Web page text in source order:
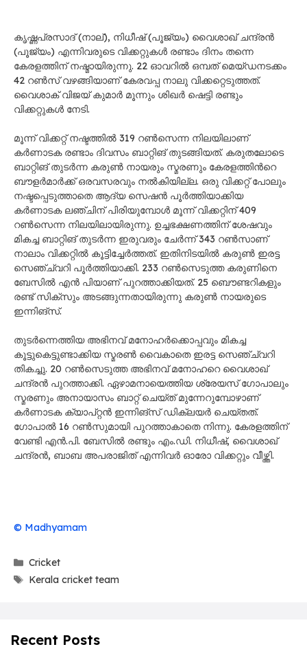
കൃഷ്ണപ്രസാദ് (നാല്), നിധീഷ് (പൂജ്യം) വൈശാഖ് ചന്ദ്രൻ
(പൂജ്യം) എന്നിവരുടെ വിക്കറ്റുകൾ രണ്ടാം ദിനം തന്നെ
കേരളത്തിന് നഷ്മായിരുന്നു. 22 ഓവറിൽ ഒമ്പത് മെയ്ഡനടക്കം
42 റൺസ് വഴങ്ങിയാണ് കേരവപ്പ നാലു വിക്കറ്റെടുത്തത്.
വൈശാക് വിജയ് കുമാർ മൂന്നും ശിഖർ ഷെട്ടി രണ്ടും
വിക്കറ്റുകൾ നേടി.
മൂന്ന് വിക്കറ്റ് നഷ്ടത്തിൽ 319 റൺസെന്ന നിലയിലാണ്
കർണാടക രണ്ടാം ദിവസം ബാറ്റിങ് തുടങ്ങിയത്. കരുതലോടെ
ബാറ്റിങ് തുടർന്ന കരുൺ നായരും സ്മരണും കേരളത്തിന്‍റെ
ബൗളർമാർക്ക് ഒരവസരവും നൽകിയില്ല. ഒരു വിക്കറ്റ് പോലും
നഷ്ടപ്പെടുത്താതെ ആദ്യ സെഷൻ പൂർത്തിയാക്കിയ
കർണാടക ലഞ്ചിന് പിരിയുമ്പോൾ മൂന്ന് വിക്കറ്റിന് 409
റൺസെന്ന നിലയിലായിരുന്നു. ഉച്ചഭക്ഷണത്തിന് ശേഷവും
മികച്ച ബാറ്റിങ് തുടർന്ന ഇരുവരും ചേർന്ന് 343 റൺസാണ്
നാലാം വിക്കറ്റിൽ കൂട്ടിച്ചേർത്തത്. ഇതിനിടയിൽ കരുൺ ഇരട്ട
സെഞ്ച്വറി പൂർത്തിയാക്കി. 233 റൺസെടുത്ത കരുണിനെ
ബേസിൽ എൻ പിയാണ് പുറത്താക്കിയത്. 25 ബൌണ്ടറികളും
രണ്ട് സിക്സും അടങ്ങുന്നതായിരുന്നു കരുൺ നായരുടെ
ഇന്നിങ്സ്.
തുടർന്നെത്തിയ അഭിനവ് മനോഹർക്കൊപ്പവും മികച്ച
കൂട്ടുകെട്ടുണ്ടാക്കിയ സ്മരൺ വൈകാതെ ഇരട്ട സെഞ്ച്വറി
തികച്ചു. 20 റൺസെടുത്ത അഭിനവ് മനോഹറെ വൈശാഖ്
ചന്ദ്രൻ പുറത്താക്കി. ഏഴാമനായെത്തിയ ശ്രേയസ് ഗോപാലും
സ്മരണും അനായാസം ബാറ്റ് ചെയ്ത് മുന്നേറുമ്പോഴാണ്
കർണാടക ക്യാപ്റ്റൻ ഇന്നിങ്സ് ഡിക്ലയർ ചെയ്തത്.
ഗോപാൽ 16 റൺസുമായി പുറത്താകാതെ നിന്നു. കേരളത്തിന്
വേണ്ടി എൻ.പി. ബേസിൽ രണ്ടും എം.ഡി. നിധീഷ്, വൈശാഖ്
ചന്ദ്രൻ, ബാബ അപരാജിത് എന്നിവർ ഓരോ വിക്കറ്റും വീഴ്ത്തി.
© Madhyamam
Categories
Cricket
Tags
Kerala cricket team
Recent Posts